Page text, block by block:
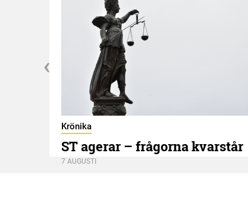
Krönika
ST agerar – frågorna kvarstår
7 AUGUSTI